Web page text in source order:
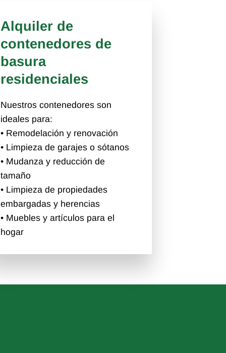
Alquiler de
contenedores de
basura
residenciales
Nuestros contenedores son
ideales para:
• Remodelación y renovación
• Limpieza de garajes o sótanos
• Mudanza y reducción de
tamaño
• Limpieza de propiedades
embargadas y herencias
• Muebles y artículos para el
hogar